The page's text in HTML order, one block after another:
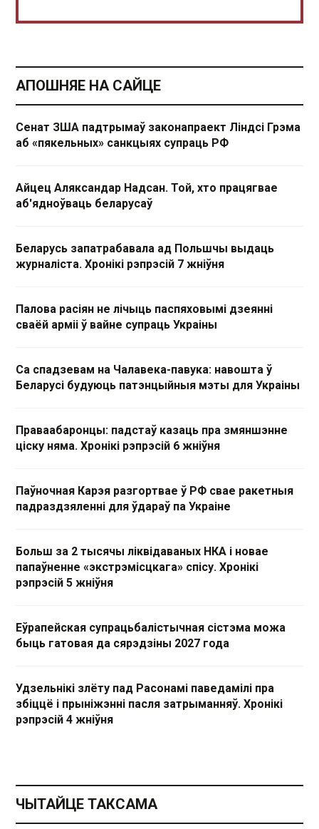
АПОШНЯЕ НА САЙЦЕ
Сенат ЗША падтрымаў законапраект Ліндсі Грэма
аб «пякельных» санкцыях супраць РФ
Айцец Аляксандар Надсан. Той, хто працягвае
аб'ядноўваць беларусаў
Беларусь запатрабавала ад Польшчы выдаць
журналіста. Хронікі рэпрэсій 7 жніўня
Палова расіян не лічыць паспяховымі дзеянні
сваёй арміі ў вайне супраць Украіны
Са спадзевам на Чалавека-павука: навошта ў
Беларусі будуюць патэнцыйныя мэты для Украіны
Праваабаронцы: падстаў казаць пра змяншэнне
ціску няма. Хронікі рэпрэсій 6 жніўня
Паўночная Карэя разгортвае ў РФ свае ракетныя
падраздзяленні для ўдараў па Украіне
Больш за 2 тысячы ліквідаваных НКА і новае
папаўненне «экстрэмісцкага» спісу. Хронікі
рэпрэсій 5 жніўня
Еўрапейская супрацьбалістычная сістэма можа
быць гатовая да сярэдзіны 2027 года
Удзельнікі злёту пад Расонамі паведамілі пра
збіццё і прыніжэнні пасля затрыманняў. Хронікі
рэпрэсій 4 жніўня
ЧЫТАЙЦЕ ТАКСАМА